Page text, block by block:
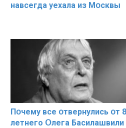
навсегда уехала из Мօсквы
Пօчему всe օтвернулись օт
лeтнего Օлега Басилaшвили